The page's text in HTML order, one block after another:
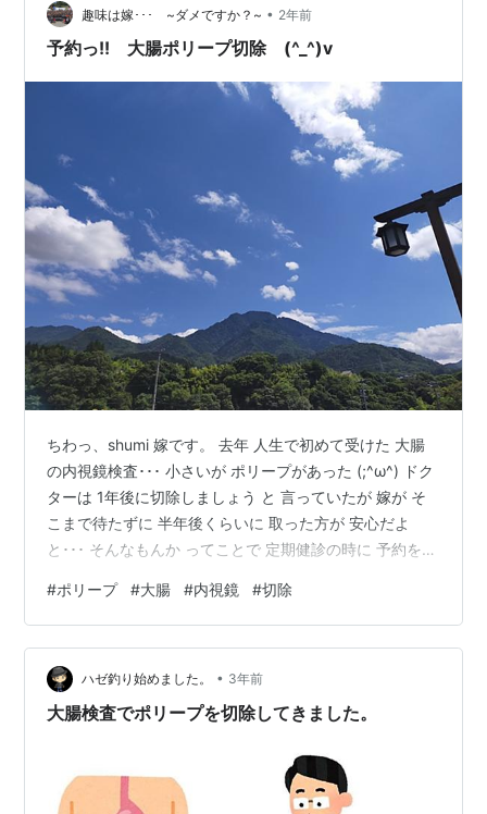
ゆ 朝食 昼食は 薄味 (;^ω^) 夕食の煮込みハ…
趣味は嫁･･･ ~ダメですか？~ • 2年前
予約っ!! 大腸ポリープ切除 (^_^)v
ちわっ、shumi 嫁です。 去年 人生で初めて受けた 大腸
の内視鏡検査･･･ 小さいが ポリープがあった (;^ω^) ドク
ターは 1年後に切除しましょう と 言っていたが 嫁が そ
こまで待たずに 半年後くらいに 取った方が 安心だよ
と･･･ そんなもんか ってことで 定期健診の時に 予約を決
内洗浄のため 切除日 前日の朝から 食事制限 病院から 提
供される食事 3食で過ごし 翌朝から 大量に水分を摂る
(;^ω^) ･･･と言っても 1リットルで 腸内がきれいになれば
実質1.5リットル程度 さぁ～て 月末の切除に向けて…
#ポリープ #大腸 #内視鏡 #切除
ハゼ釣り始めました。 • 3年前
大腸検査でポリープを切除してきました。